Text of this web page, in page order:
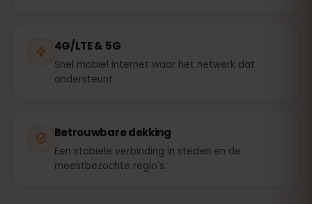
4G/LTE & 5G
Snel mobiel internet waar het netwerk dat
ondersteunt.
Betrouwbare dekking
Een stabiele verbinding in steden en de
meestbezochte regio's.